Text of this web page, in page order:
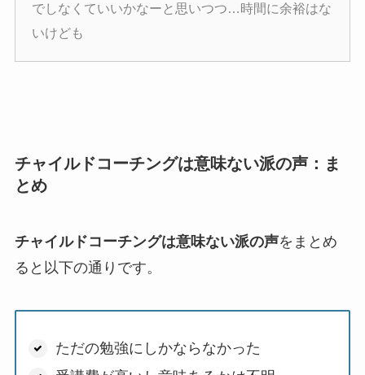
でしなくていいかなーと思いつつ…時間に余裕はな
いけども
チャイルドコーチングは意味ない派の声：ま
とめ
チャイルドコーチングは意味ない派の声をまとめ
ると以下の通りです。
ただの勉強にしかならなかった